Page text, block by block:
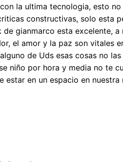
la ultima tecnologia, esto
constructivas, solo esta
gianmarco esta excelente,
el amor y la paz son vitales
de Uds esas cosas no
niño por hora y media no te
en un espacio en